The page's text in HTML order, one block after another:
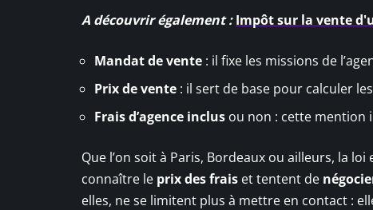
A découvrir également : Impôt sur la vente
Mandat de vente : il fixe les missions de
Prix de vente : il sert de base pour calculer les
Frais d’agence inclus ou non : cette mention
Que l’on soit à Paris, Bordeaux ou ailleurs, la
connaître le prix des frais et tentent de
elles, ne se limitent plus à mettre en contact :